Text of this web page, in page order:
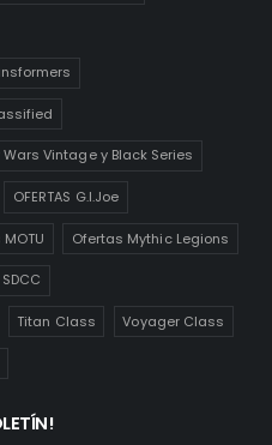
Vintage y Black Series
OFERTAS G.I.Joe
Ofertas Mythic Legions
SDCC
Titan Class Voyager Class